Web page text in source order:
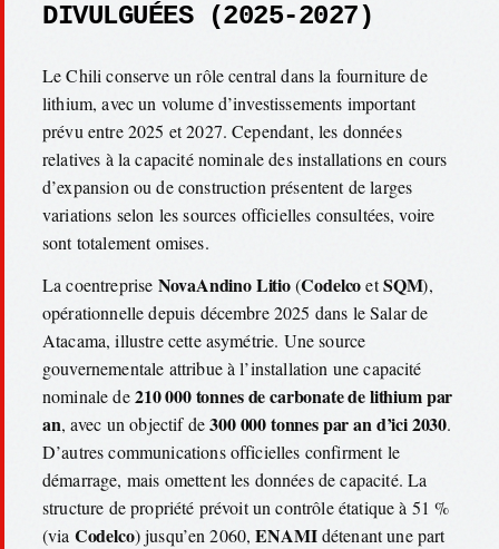
DIVULGUÉES (2025-2027)
Le Chili conserve un rôle central dans la fourniture de
lithium, avec un volume d’investissements important
prévu entre 2025 et 2027. Cependant, les données
relatives à la capacité nominale des installations en cours
d’expansion ou de construction présentent de larges
variations selon les sources officielles consultées, voire
sont totalement omises.
La coentreprise NovaAndino Litio(CodelcoetSQM),
opérationnelle depuis décembre 2025 dans le Salar de
Atacama, illustre cette asymétrie. Une source
gouvernementale attribue à l’installation une capacité
nominale de210 000 tonnes de carbonate de lithium par
an, avec un objectif de300 000 tonnes par an d’ici 2030.
D’autres communications officielles confirment le
démarrage, mais omettent les données de capacité. La
structure de propriété prévoit un contrôle étatique à 51 %
(via Codelco) jusqu’en 2060,ENAMIdétenant une part